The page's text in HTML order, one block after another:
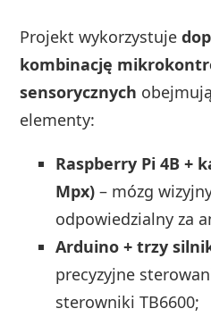
Projekt wykorzystuje
kombinację
sensorycznych
elementy:
Raspberry Pi 4B +
Mpx) – mózg
odpowiedzialny za
Arduino + trzy
precyzyjne
sterowniki TB6600;